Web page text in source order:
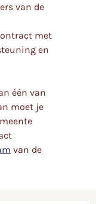
van de
met
en
één van
moet je
van de